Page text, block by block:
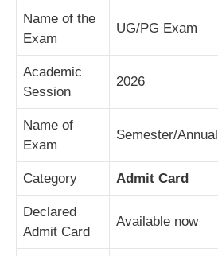
Name of the
Exam
UG/PG Exam
Academic
Session
2026
Name of
Exam
Semester/Annual
Category Admit Card
Declared
Admit Card
Available now